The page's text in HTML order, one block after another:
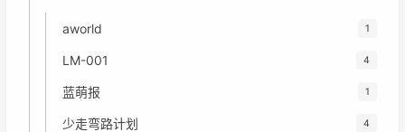
aworld 1
LM-001 4
蓝萌报 1
少走弯路计划 4